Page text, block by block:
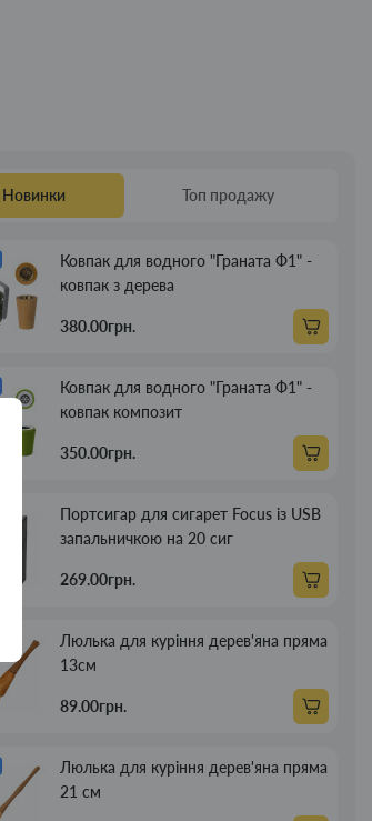
Новинки Топ продажу
Ковпак для водного "Граната Ф1" -
ковпак з дерева
380.00грн.
Ковпак для водного "Граната Ф1" -
ковпак композит
350.00грн.
Портсигар для сигарет Focus із USB
запальничкою на 20 сиг
269.00грн.
Люлька для куріння дерев'яна пряма
13см
89.00грн.
Люлька для куріння дерев'яна пряма
21 см